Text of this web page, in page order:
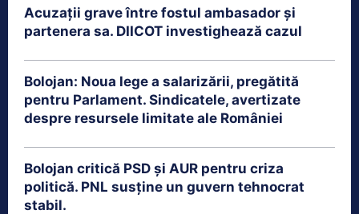
Acuzații grave între fostul ambasador și
partenera sa. DIICOT investighează cazul
Bolojan: Noua lege a salarizării, pregătită
pentru Parlament. Sindicatele, avertizate
despre resursele limitate ale României
Bolojan critică PSD și AUR pentru criza
politică. PNL susține un guvern tehnocrat
stabil.